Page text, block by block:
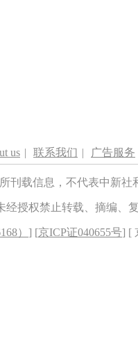
us | 联系我们 | 广告服务
刊载信息，不代表中新
经授权禁止转载、摘编、
） ] [京ICP证040655号] [